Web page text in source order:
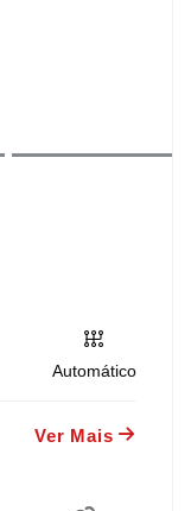
Automático
Ver Mais